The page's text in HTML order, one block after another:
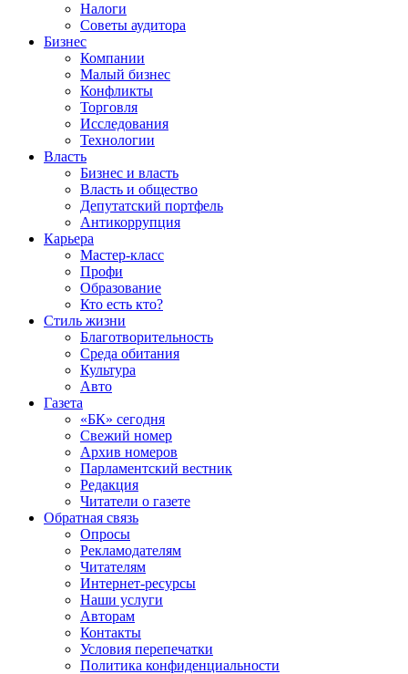
Налоги
Советы аудитора
Бизнес
Компании
Малый бизнес
Конфликты
Торговля
Исследования
Технологии
Власть
Бизнес и власть
Власть и общество
Депутатский портфель
Антикоррупция
Карьера
Мастер-класс
Профи
Образование
Кто есть кто?
Стиль жизни
Благотворительность
Среда обитания
Культура
Авто
Газета
«БК» сегодня
Свежий номер
Архив номеров
Парламентский вестник
Редакция
Читатели о газете
Обратная связь
Опросы
Рекламодателям
Читателям
Интернет-ресурсы
Наши услуги
Авторам
Контакты
Условия перепечатки
Политика конфиденциальности